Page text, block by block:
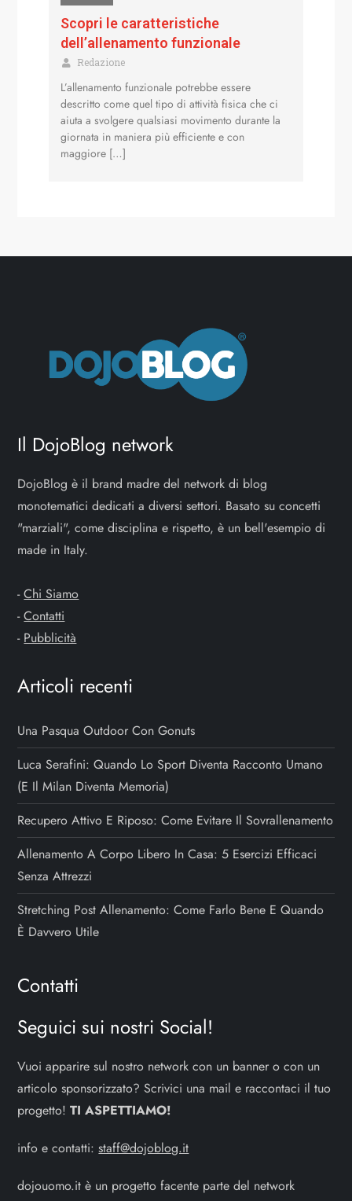
Scopri le caratteristiche
dell’allenamento funzionale
Redazione
L’allenamento funzionale potrebbe essere
descritto come quel tipo di attività fisica che ci
aiuta a svolgere qualsiasi movimento durante la
giornata in maniera più efficiente e con
maggiore […]
Il DojoBlog network
DojoBlog è il brand madre del network di blog
monotematici dedicati a diversi settori. Basato su concetti
"marziali", come disciplina e rispetto, è un bell'esempio di
made in Italy.
-Chi Siamo
-Contatti
- Pubblicità
Articoli recenti
Una Pasqua Outdoor Con Gonuts
Luca Serafini: Quando Lo Sport Diventa Racconto Umano
(e Il Milan Diventa Memoria)
Recupero Attivo E Riposo: Come Evitare Il Sovrallenamento
Allenamento A Corpo Libero In Casa: 5 Esercizi Efficaci
Senza Attrezzi
Stretching Post Allenamento: Come Farlo Bene E Quando
È Davvero Utile
Contatti
Seguici sui nostri Social!
Vuoi apparire sul nostro network con un banner o con un
articolo sponsorizzato? Scrivici una mail e raccontaci il tuo
progetto!TI ASPETTIAMO!
info e contatti:staff@dojoblog.it
dojouomo.it è un progetto facente parte del network